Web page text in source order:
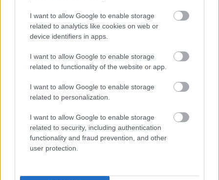
I want to allow Google to enable storage
related to analytics like cookies on web or
device identifiers in apps.
I want to allow Google to enable storage
related to functionality of the website or app.
I want to allow Google to enable storage
related to personalization.
I want to allow Google to enable storage
related to security, including authentication
functionality and fraud prevention, and other
user protection.
Môj dom 07-08/2026